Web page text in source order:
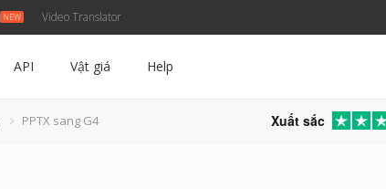
Video Translator
API Vật giá Help
PPTX sang G4 Xuất sắc